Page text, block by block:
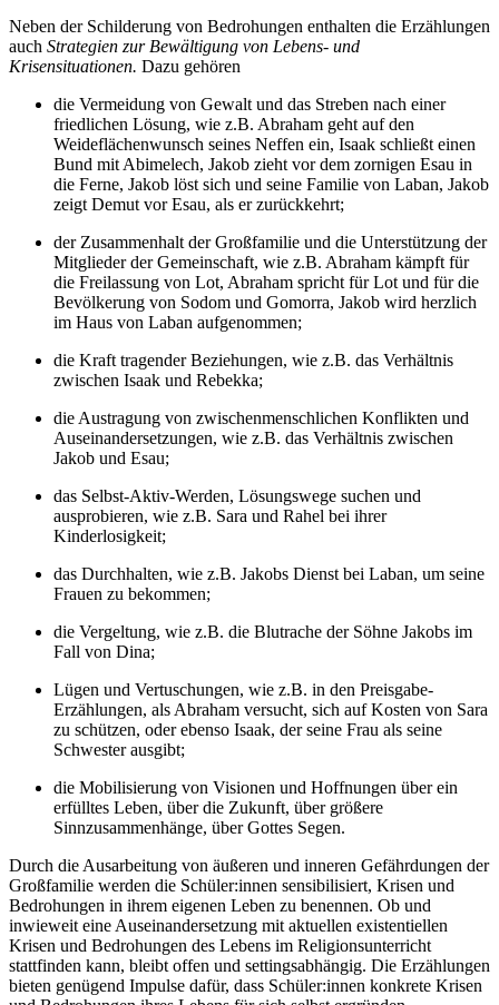
Neben der Schilderung von Bedrohungen enthalten die Erzählungen
auch Strategien zur Bewältigung von Lebens- und
Krisensituationen. Dazu gehören
die Vermeidung von Gewalt und das Streben nach einer
friedlichen Lösung, wie z.B. Abraham geht auf den
Weideflächenwunsch seines Neffen ein, Isaak schließt einen
Bund mit Abimelech, Jakob zieht vor dem zornigen Esau in
die Ferne, Jakob löst sich und seine Familie von Laban, Jakob
zeigt Demut vor Esau, als er zurückkehrt;
der Zusammenhalt der Großfamilie und die Unterstützung der
Mitglieder der Gemeinschaft, wie z.B. Abraham kämpft für
die Freilassung von Lot, Abraham spricht für Lot und für die
Bevölkerung von Sodom und Gomorra, Jakob wird herzlich
im Haus von Laban aufgenommen;
die Kraft tragender Beziehungen, wie z.B. das Verhältnis
zwischen Isaak und Rebekka;
die Austragung von zwischenmenschlichen Konflikten und
Auseinandersetzungen, wie z.B. das Verhältnis zwischen
Jakob und Esau;
das Selbst-Aktiv-Werden, Lösungswege suchen und
ausprobieren, wie z.B. Sara und Rahel bei ihrer
Kinderlosigkeit;
das Durchhalten, wie z.B. Jakobs Dienst bei Laban, um seine
Frauen zu bekommen;
die Vergeltung, wie z.B. die Blutrache der Söhne Jakobs im
Fall von Dina;
Lügen und Vertuschungen, wie z.B. in den Preisgabe-
Erzählungen, als Abraham versucht, sich auf Kosten von Sara
zu schützen, oder ebenso Isaak, der seine Frau als seine
Schwester ausgibt;
die Mobilisierung von Visionen und Hoffnungen über ein
erfülltes Leben, über die Zukunft, über größere
Sinnzusammenhänge, über Gottes Segen.
Durch die Ausarbeitung von äußeren und inneren Gefährdungen der
Großfamilie werden die Schüler:innen sensibilisiert, Krisen und
Bedrohungen in ihrem eigenen Leben zu benennen. Ob und
inwieweit eine Auseinandersetzung mit aktuellen existentiellen
Krisen und Bedrohungen des Lebens im Religionsunterricht
stattfinden kann, bleibt offen und settingsabhängig. Die Erzählungen
bieten genügend Impulse dafür, dass Schüler:innen konkrete Krisen